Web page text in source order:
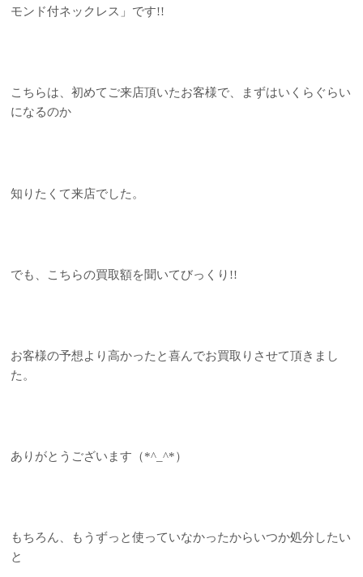
モンド付ネックレス」です!!
こちらは、初めてご来店頂いたお客様で、まずはいくらぐらい
になるのか
知りたくて来店でした。
でも、こちらの買取額を聞いてびっくり!!
お客様の予想より高かったと喜んでお買取りさせて頂きまし
た。
ありがとうございます（*^_^*）
もちろん、もうずっと使っていなかったからいつか処分したい
と